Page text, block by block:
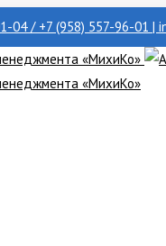
04 / +7 (958) 557-96-01 |